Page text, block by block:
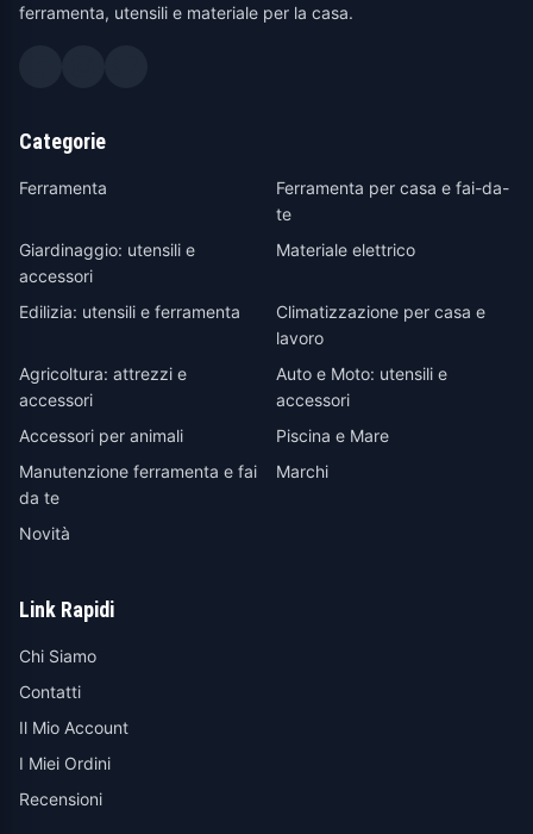
ferramenta, utensili e materiale per la casa.
Categorie
Ferramenta
Ferramenta per casa e fai-da-
te
Giardinaggio: utensili e
accessori
Materiale elettrico
Edilizia: utensili e ferramenta
Climatizzazione per casa e
lavoro
Agricoltura: attrezzi e
accessori
Auto e Moto: utensili e
accessori
Accessori per animali
Piscina e Mare
Manutenzione ferramenta e fai
da te
Marchi
Novità
Link Rapidi
Chi Siamo
Contatti
Il Mio Account
I Miei Ordini
Recensioni